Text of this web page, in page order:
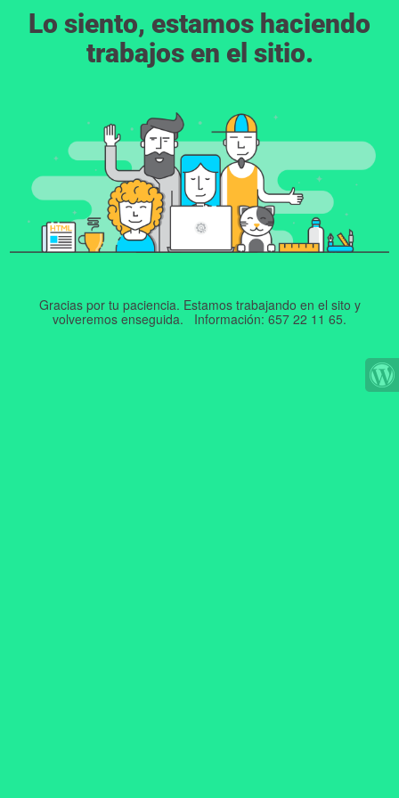
Lo siento, estamos haciendo
trabajos en el sitio.
Gracias por tu paciencia. Estamos trabajando en el sito y
volveremos enseguida. Información: 657 22 11 65.